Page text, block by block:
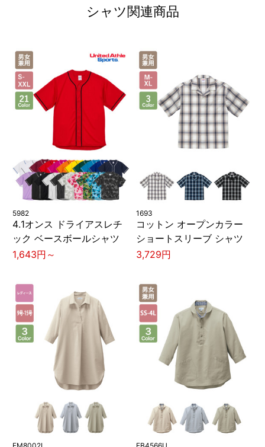
シャツ関連商品
5982
4.1オンス ドライアスレチ
ック ベースボールシャツ
1,643円～
1693
コットン オープンカラー
ショートスリーブ シャツ
3,729円